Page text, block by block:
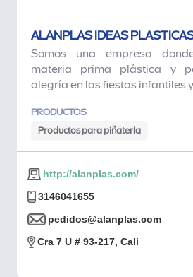
ALANPLAS IDEAS
Somos una empresa
materia prima plástica y
alegría en las fiestas infantiles
PRODUCTOS
Productos para piñatería
http://alanplas.com/
3146041655
pedidos@alanplas.com
Cra 7 U # 93-217, Cali